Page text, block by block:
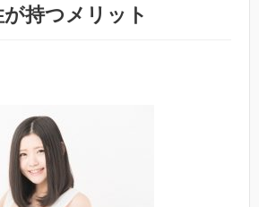
持つメリット